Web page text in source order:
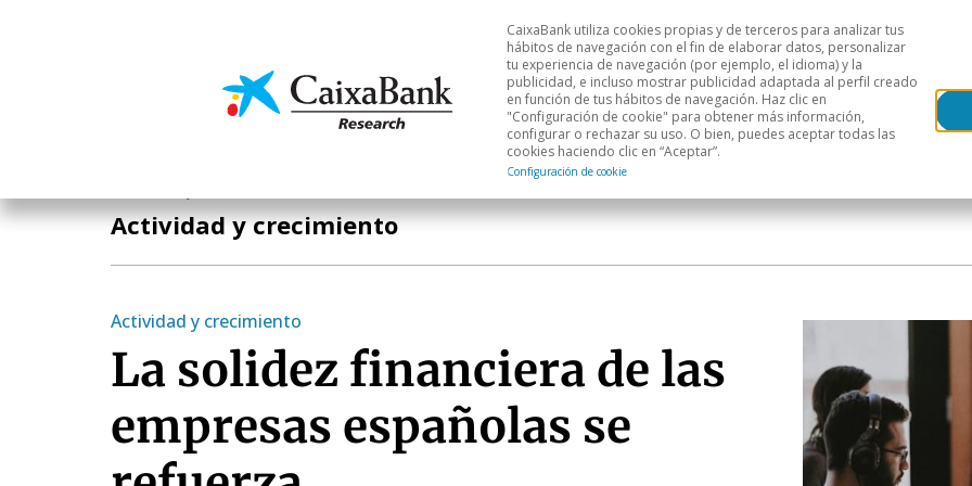
Economía y mercados Análisis sectorial Áreas geográficas
CaixaBank utiliza cookies propias y de terceros para analizar tus
hábitos de navegación con el fin de elaborar datos, personalizar
tu experiencia de navegación (por ejemplo, el idioma) y la
publicidad, e incluso mostrar publicidad adaptada al perfil creado
en función de tus hábitos de navegación. Haz clic en
"Configuración de cookie" para obtener más información,
configurar o rechazar su uso. O bien, puedes aceptar todas las
cookies haciendo clic en “Aceptar”.
Configuración de cookie
Actividad y crecimiento
Actividad y crecimiento
La solidez financiera de las
empresas españolas se